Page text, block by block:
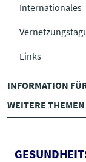
Internationales
Links
INFORMATION
WEITERE THEMEN